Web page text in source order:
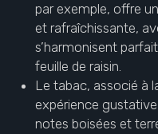
par exemple, offre
et rafraîchissante,
s’harmonisent
feuille de raisin.
Le tabac, associé à
expérience
notes boisées et